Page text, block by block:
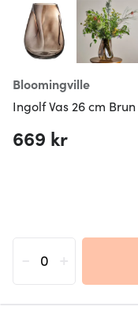
Bloomingville
Ingolf Vas 26 cm Brun
669 kr